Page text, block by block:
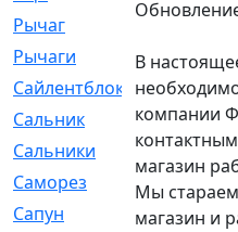
Рычаг
Рычаги
[3]
Сайлентблок
[4208]
Сальник
[4340]
Сальники
[123]
Саморез
[23]
Сапун
[33]
В
компании
магазин
Мы
магазин и